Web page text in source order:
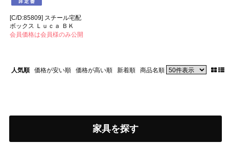
[C/D:85809] スチール宅配
ボックス Ｌｕｃａ ＢＫ
会員価格は会員様のみ公開
人気順 価格が安い順 価格が高い順 新着順 商品名順
家具を探す